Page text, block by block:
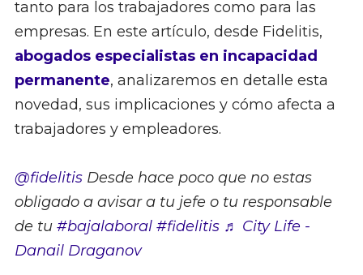
tanto para los trabajadores como para las
empresas. En este artículo, desde Fidelitis,
abogados especialistas en incapacidad
permanente, analizaremos en detalle esta
novedad, sus implicaciones y cómo afecta a
trabajadores y empleadores.
@fidelitisDesde hace poco que no estas
obligado a avisar a tu jefe o tu responsable
de tu #bajalaboral #fidelitis ♬ City Life -
Danail Draganov